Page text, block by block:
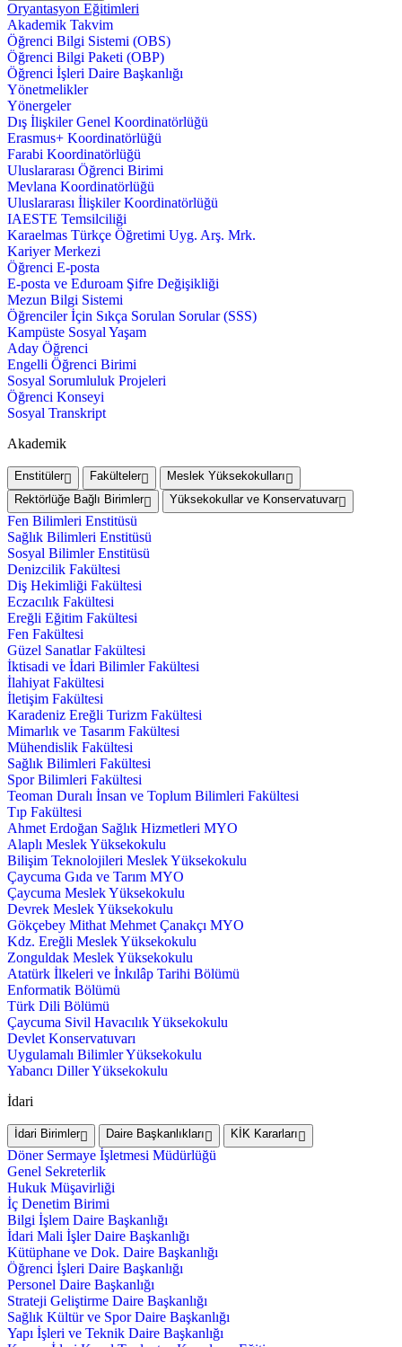
Oryantasyon Eğitimleri
Akademik Takvim
Öğrenci Bilgi Sistemi (OBS)
Öğrenci Bilgi Paketi (OBP)
Öğrenci İşleri Daire Başkanlığı
Yönetmelikler
Yönergeler
Dış İlişkiler Genel Koordinatörlüğü
Erasmus+ Koordinatörlüğü
Farabi Koordinatörlüğü
Uluslararası Öğrenci Birimi
Mevlana Koordinatörlüğü
Uluslararası İlişkiler Koordinatörlüğü
IAESTE Temsilciliği
Karaelmas Türkçe Öğretimi Uyg. Arş. Mrk.
Kariyer Merkezi
Öğrenci E-posta
E-posta ve Eduroam Şifre Değişikliği
Mezun Bilgi Sistemi
Öğrenciler İçin Sıkça Sorulan Sorular (SSS)
Kampüste Sosyal Yaşam
Aday Öğrenci
Engelli Öğrenci Birimi
Sosyal Sorumluluk Projeleri
Öğrenci Konseyi
Sosyal Transkript
Akademik
Enstitüler Fakülteler
Meslek Yüksekokulları
Rektörlüğe Bağlı Birimler
Yüksekokullar ve Konservatuvar
Fen Bilimleri Enstitüsü
Sağlık Bilimleri Enstitüsü
Sosyal Bilimler Enstitüsü
Denizcilik Fakültesi
Diş Hekimliği Fakültesi
Eczacılık Fakültesi
Ereğli Eğitim Fakültesi
Fen Fakültesi
Güzel Sanatlar Fakültesi
İktisadi ve İdari Bilimler Fakültesi
İlahiyat Fakültesi
İletişim Fakültesi
Karadeniz Ereğli Turizm Fakültesi
Mimarlık ve Tasarım Fakültesi
Mühendislik Fakültesi
Sağlık Bilimleri Fakültesi
Spor Bilimleri Fakültesi
Teoman Duralı İnsan ve Toplum Bilimleri Fakültesi
Tıp Fakültesi
Ahmet Erdoğan Sağlık Hizmetleri MYO
Alaplı Meslek Yüksekokulu
Bilişim Teknolojileri Meslek Yüksekokulu
Çaycuma Gıda ve Tarım MYO
Çaycuma Meslek Yüksekokulu
Devrek Meslek Yüksekokulu
Gökçebey Mithat Mehmet Çanakçı MYO
Kdz. Ereğli Meslek Yüksekokulu
Zonguldak Meslek Yüksekokulu
Atatürk İlkeleri ve İnkılâp Tarihi Bölümü
Enformatik Bölümü
Türk Dili Bölümü
Çaycuma Sivil Havacılık Yüksekokulu
Devlet Konservatuvarı
Uygulamalı Bilimler Yüksekokulu
Yabancı Diller Yüksekokulu
İdari
İdari Birimler Daire Başkanlıkları KİK Kararları
Döner Sermaye İşletmesi Müdürlüğü
Genel Sekreterlik
Hukuk Müşavirliği
İç Denetim Birimi
Bilgi İşlem Daire Başkanlığı
İdari Mali İşler Daire Başkanlığı
Kütüphane ve Dok. Daire Başkanlığı
Öğrenci İşleri Daire Başkanlığı
Personel Daire Başkanlığı
Strateji Geliştirme Daire Başkanlığı
Sağlık Kültür ve Spor Daire Başkanlığı
Yapı İşleri ve Teknik Daire Başkanlığı